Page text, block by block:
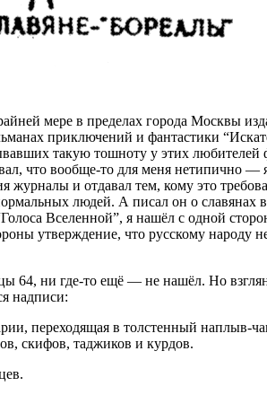
мере в пределах города Москвы
приключений и фантастики
такую тошноту у этих
что вообще-то для меня нетипично
и отдавал тем, кому это
людей. А писал он о славянах
Вселенной”, я нашёл с одной
утверждение, что русскому народу
64, ни где-то ещё — не нашёл. Но
надписи:
переходящая в толстенный
скифов, таджиков и курдов.